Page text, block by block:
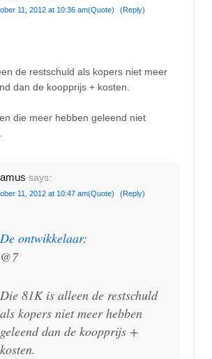
11, 2012 at 10:36 am(Quote) (Reply)
de restschuld als kopers niet meer
dan de koopprijs + kosten.
die meer hebben geleend niet
says:
11, 2012 at 10:47 am(Quote) (Reply)
De ontwikkelaar:
@7
Die 81K is alleen de restschuld
als kopers niet meer hebben
geleend dan de koopprijs +
kosten.